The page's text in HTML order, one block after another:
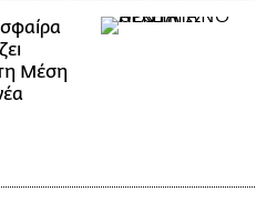
Μέση